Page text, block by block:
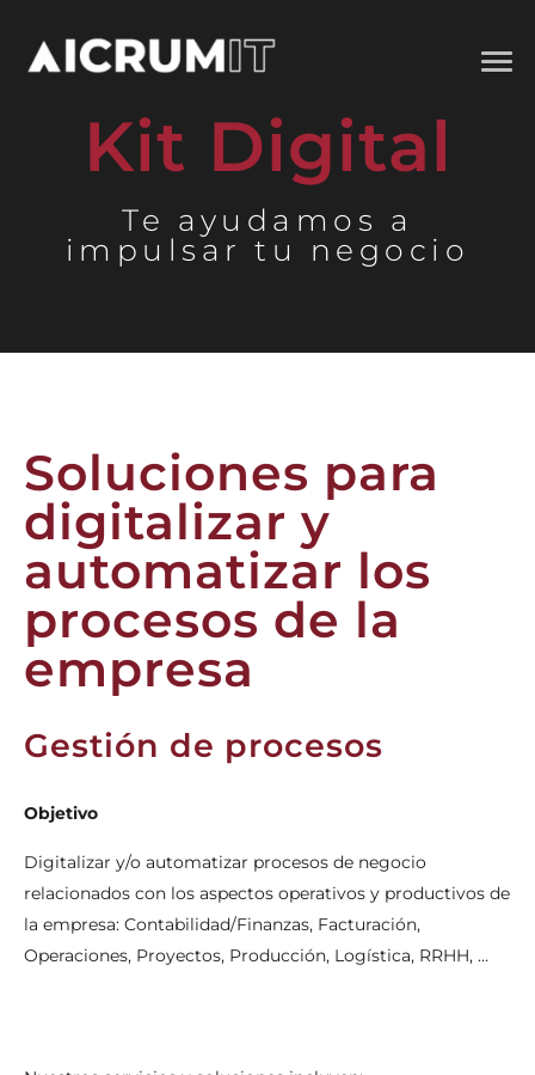
Kit Digital
Te ayudamos a
impulsar tu negocio
Soluciones para
digitalizar y
automatizar los
procesos de la
empresa
Gestión de procesos
Objetivo
Digitalizar y/o automatizar procesos de negocio
relacionados con los aspectos operativos y productivos de
la empresa: Contabilidad/Finanzas, Facturación,
Operaciones, Proyectos, Producción, Logística, RRHH, …